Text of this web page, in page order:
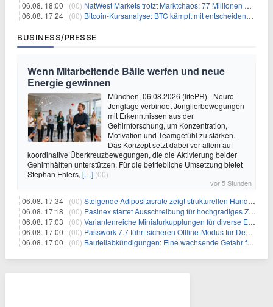
06.08. 18:00 | (00) NatWest Markets trotzt Marktchaos: 77 Millionen Pfund Gewinn im ersten Halbjahr
06.08. 17:24 | (00) Bitcoin-Kursanalyse: BTC kämpft mit entscheidender $65K-Hürde, während sich ein Liquidationscluster aufbaut
BUSINESS/PRESSE
Wenn Mitarbeitende Bälle werfen und neue
Energie gewinnen
München, 06.08.2026 (lifePR) - Neuro-
Jonglage verbindet Jonglierbewegungen
mit Erkenntnissen aus der
Gehirnforschung, um Konzentration,
Motivation und Teamgefühl zu stärken.
Das Konzept setzt dabei vor allem auf
koordinative Überkreuzbewegungen, die die Aktivierung beider
Gehirnhälften unterstützen. Für die betriebliche Umsetzung bietet
Stephan Ehlers, […] (00)
vor 5 Stunden
06.08. 17:34 | (00) Steigende Adipositasrate zeigt strukturellen Handlungsbedarf bei der Ernährung schulpflichtiger Kinder
06.08. 17:18 | (00) Pasinex startet Ausschreibung für hochgradiges Zinksulfidkonzentrat mit Germanium- und Silbergehalten und stellt ein Betriebsupdate bereit
06.08. 17:03 | (00) Variantenreiche Miniaturkupplungen für diverse Einsatzbereiche
06.08. 17:00 | (00) Passwork 7.7 führt sicheren Offline-Modus für Desktop- und Mobile-Apps ein
06.08. 17:00 | (00) Bauteilabkündigungen: Eine wachsende Gefahr für industrielle Elektroniksysteme